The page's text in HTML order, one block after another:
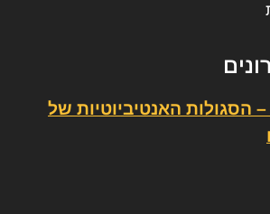
הסגולות האנטיביוטיות של